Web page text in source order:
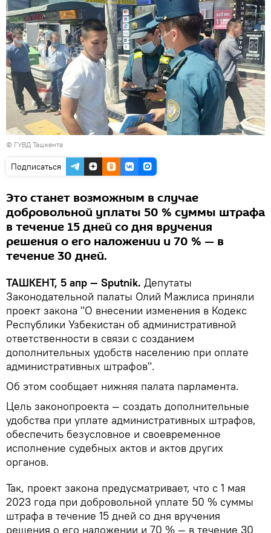
© ГУВД Ташкента
Подписаться
Это станет возможным в случае
добровольной уплаты 50 % суммы штрафа
в течение 15 дней со дня вручения
решения о его наложении и 70 % — в
течение 30 дней.
ТАШКЕНТ, 5 апр — Sputnik. Депутаты
Законодательной палаты Олий Мажлиса приняли
проект закона "О внесении изменения в Кодекс
Республики Узбекистан об административной
ответственности в связи с созданием
дополнительных удобств населению при оплате
административных штрафов".
Об этом сообщает нижняя палата парламента.
Цель законопроекта — создать дополнительные
удобства при уплате административных штрафов,
обеспечить безусловное и своевременное
исполнение судебных актов и актов других
органов.
Так, проект закона предусматривает, что с 1 мая
2023 года при добровольной уплате 50 % суммы
штрафа в течение 15 дней со дня вручения
решения о его наложении и 70 % — в течение 30